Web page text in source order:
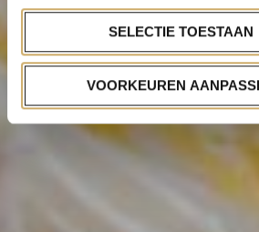
SELECTIE TOESTAAN
VOORKEUREN